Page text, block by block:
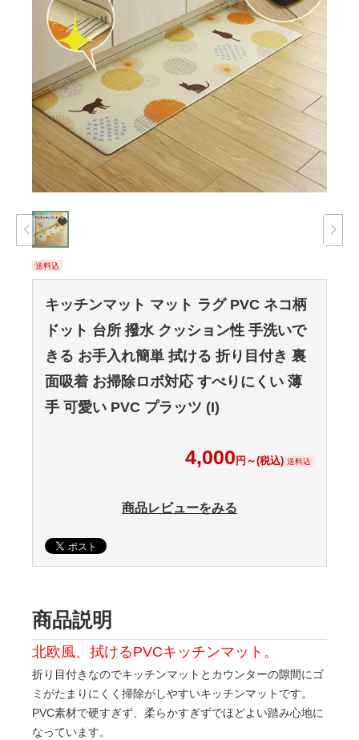
送料込
キッチンマット マット ラグ PVC ネコ柄
ドット 台所 撥水 クッション性 手洗いで
きる お手入れ簡単 拭ける 折り目付き 裏
面吸着 お掃除ロボ対応 すべりにくい 薄
手 可愛い PVC プラッツ (I)
4,000 円～(税込) 送料込
商品レビューをみる
商品説明
北欧風、拭けるPVCキッチンマット。
折り目付きなのでキッチンマットとカウンターの隙間にゴ
ミがたまりにくく掃除がしやすいキッチンマットです。
PVC素材で硬すぎず、柔らかすぎずでほどよい踏み心地に
なっています。